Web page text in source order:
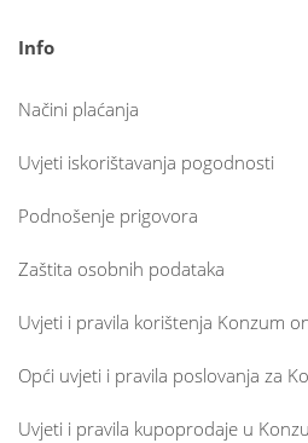
Info
Načini plaćanja
Uvjeti iskorištavanja pogodnosti
Podnošenje prigovora
Zaštita osobnih podataka
Uvjeti i pravila korištenja Konzum
Opći uvjeti i pravila poslovanja za
Uvjeti i pravila kupoprodaje u